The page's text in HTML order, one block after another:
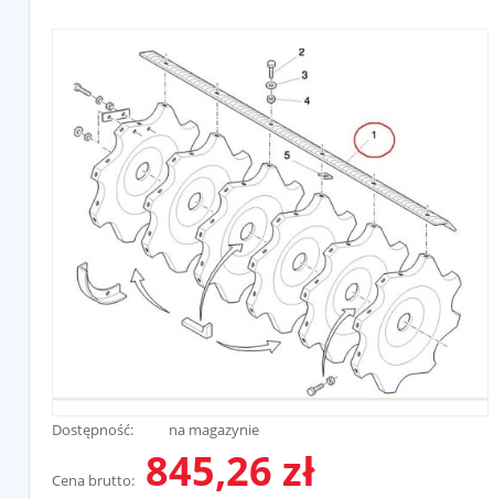
Dostępność: na magazynie
Cena brutto: 845,26 zł